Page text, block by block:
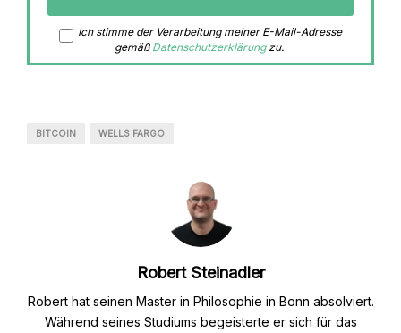
Ich stimme der Verarbeitung meiner E-Mail-Adresse
gemäß Datenschutzerklärungzu.
BITCOIN WELLS FARGO
Robert Steinadler
Robert hat seinen Master in Philosophie in Bonn absolviert.
Während seines Studiums begeisterte er sich für das